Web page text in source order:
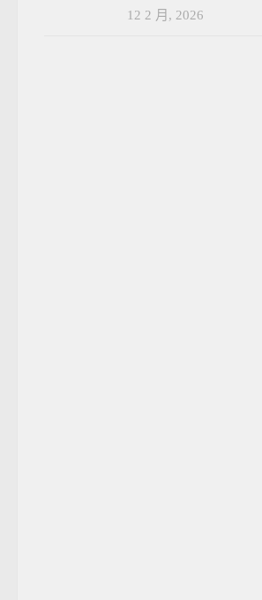
12 2 月, 2026